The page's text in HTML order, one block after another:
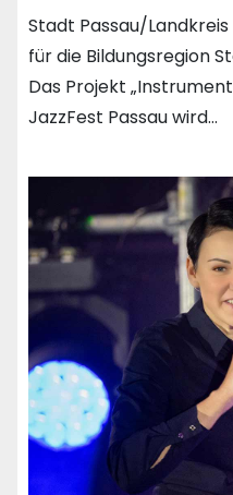
Stadt Passau/
für die Bildungsregion
Das Projekt
JazzFest Passau wird…